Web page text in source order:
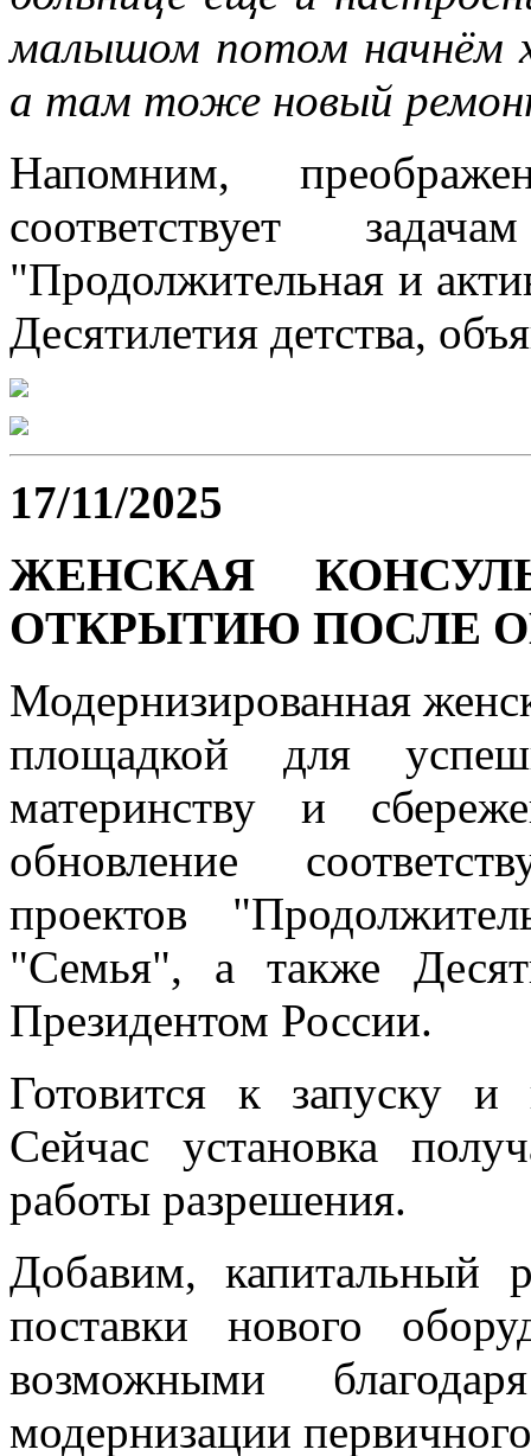
малышом потом начнём
а там тоже новый
Напомним,
соответствует
"Продолжительная и
Десятилетия детства,
17/11/2025
ЖЕНСКАЯ
ОТКРЫТИЮ ПОСЛЕ
Модернизированная
площадкой для
материнству и
обновление
проектов
"Семья", а также
Президентом России.
Готовится к запуску
Сейчас установка
работы разрешения.
Добавим, капитальный
поставки нового
возможными
модернизации